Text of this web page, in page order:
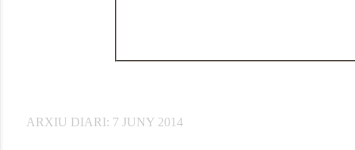
ARXIU DIARI: 7 JUNY 2014